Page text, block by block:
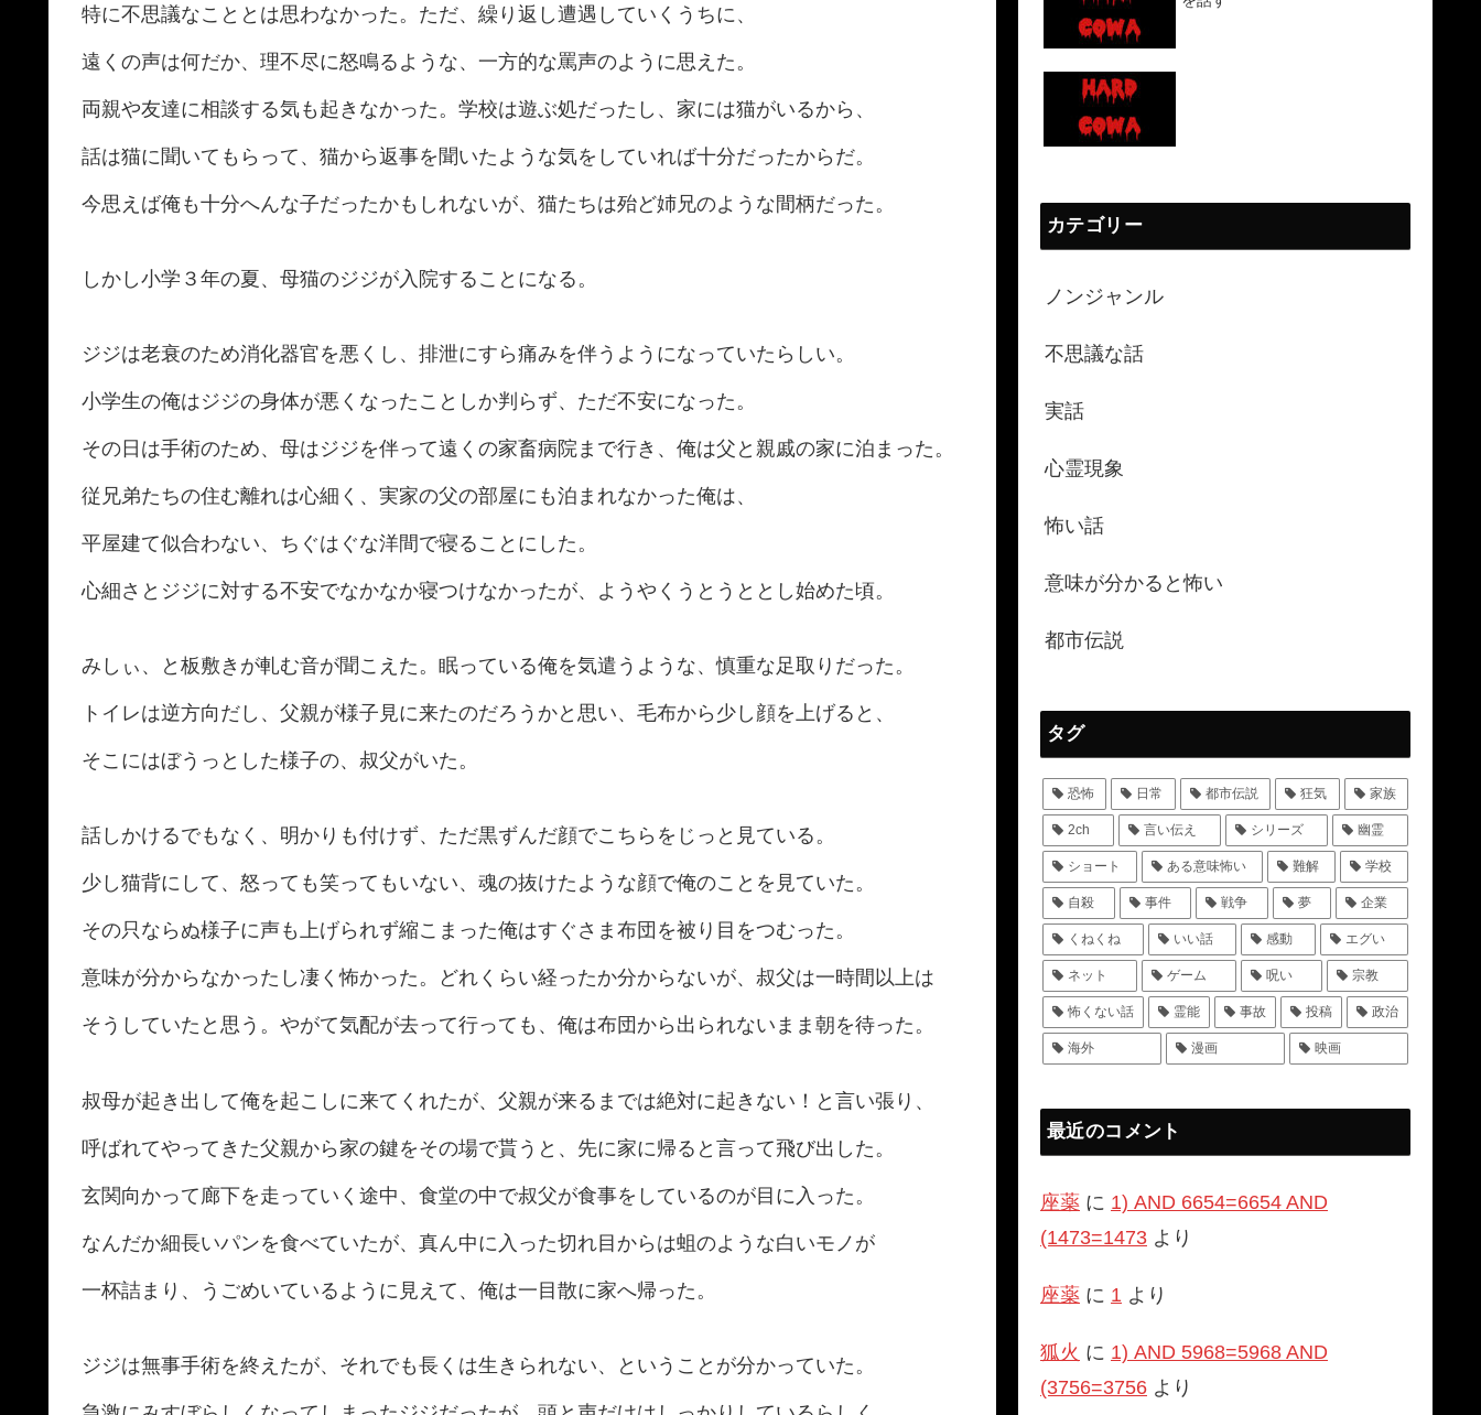
特に不思議なこととは思わなかった。ただ、繰り返し遭遇していくうちに、
遠くの声は何だか、理不尽に怒鳴るような、一方的な罵声のように思えた。
両親や友達に相談する気も起きなかった。学校は遊ぶ処だったし、家には猫がいるから、
話は猫に聞いてもらって、猫から返事を聞いたような気をしていれば十分だったからだ。
今思えば俺も十分へんな子だったかもしれないが、猫たちは殆ど姉兄のような間柄だった。
しかし小学３年の夏、母猫のジジが入院することになる。
ジジは老衰のため消化器官を悪くし、排泄にすら痛みを伴うようになっていたらしい。
小学生の俺はジジの身体が悪くなったことしか判らず、ただ不安になった。
その日は手術のため、母はジジを伴って遠くの家畜病院まで行き、俺は父と親戚の家に泊まった。
従兄弟たちの住む離れは心細く、実家の父の部屋にも泊まれなかった俺は、
平屋建て似合わない、ちぐはぐな洋間で寝ることにした。
心細さとジジに対する不安でなかなか寝つけなかったが、ようやくうとうととし始めた頃。
みしぃ、と板敷きが軋む音が聞こえた。眠っている俺を気遣うような、慎重な足取りだった。
トイレは逆方向だし、父親が様子見に来たのだろうかと思い、毛布から少し顔を上げると、
そこにはぼうっとした様子の、叔父がいた。
話しかけるでもなく、明かりも付けず、ただ黒ずんだ顔でこちらをじっと見ている。
少し猫背にして、怒っても笑ってもいない、魂の抜けたような顔で俺のことを見ていた。
その只ならぬ様子に声も上げられず縮こまった俺はすぐさま布団を被り目をつむった。
意味が分からなかったし凄く怖かった。どれくらい経ったか分からないが、叔父は一時間以上は
そうしていたと思う。やがて気配が去って行っても、俺は布団から出られないまま朝を待った。
叔母が起き出して俺を起こしに来てくれたが、父親が来るまでは絶対に起きない！と言い張り、
呼ばれてやってきた父親から家の鍵をその場で貰うと、先に家に帰ると言って飛び出した。
玄関向かって廊下を走っていく途中、食堂の中で叔父が食事をしているのが目に入った。
なんだか細長いパンを食べていたが、真ん中に入った切れ目からは蛆のような白いモノが
一杯詰まり、うごめいているように見えて、俺は一目散に家へ帰った。
ジジは無事手術を終えたが、それでも長くは生きられない、ということが分かっていた。
カテゴリー
ノンジャンル
不思議な話
実話
心霊現象
怖い話
意味が分かると怖い
都市伝説
タグ
恐怖 日常 都市伝説 狂気 家族
2ch 言い伝え シリーズ 幽霊
ショート ある意味怖い 難解 学校
自殺 事件 戦争 夢 企業
くねくね いい話 感動 エグい
ネット ゲーム 呪い 宗教
怖くない話 霊能 事故 投稿 政治
海外 漫画 映画
最近のコメント
座薬 に 1) AND 6654=6654 AND
(1473=1473 より
座薬 に 1 より
狐火 に 1) AND 5968=5968 AND
(3756=3756 より